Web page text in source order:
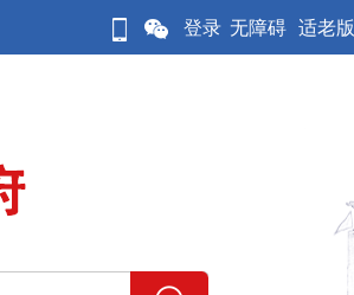
登录 无障碍 适老版